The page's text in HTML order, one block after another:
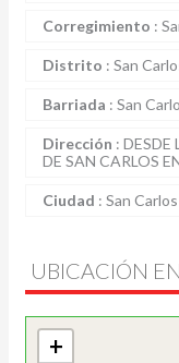
Corregimiento :
Distrito : San
Barriada : San
Dirección : DESDE
DE SAN CARLOS
Ciudad : San Carlos
UBICACIÓN
+